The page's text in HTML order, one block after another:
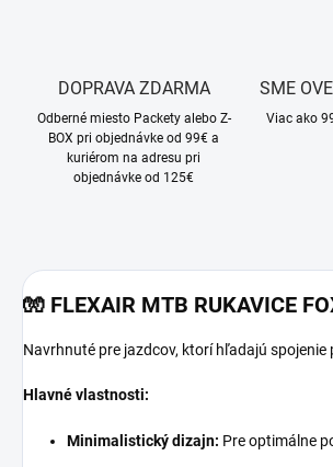
DOPRAVA ZDARMA
Odberné miesto Packety alebo Z-
BOX pri objednávke od 99€ a
kuriérom na adresu pri
objednávke od 125€
SME
Viac ako
🧤 FLEXAIR MTB RUKAVICE
Navrhnuté pre jazdcov, ktorí hľadajú spojenie
Hlavné vlastnosti:
Minimalistický dizajn: Pre optimálne